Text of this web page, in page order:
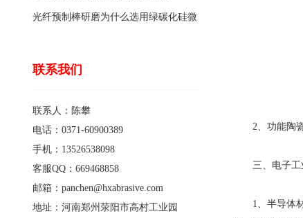
光纤预制棒研磨为什么选用绿碳化硅微
联系我们
联系人：陈攀
电话：0371-60900389
手机：13526538098
客服QQ：669468858
邮箱：panchen@hxabrasive.com
地址：河南郑州荥阳市高村工业园
2、功能陶瓷
三、电子工
1、半导体材